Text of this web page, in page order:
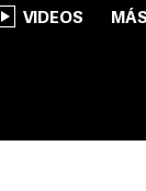
VIDEOS MÁS